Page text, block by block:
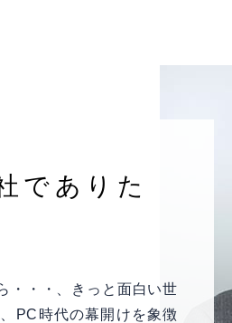
でありた
・・・、きっと面白い世
PC時代の幕開けを象徴